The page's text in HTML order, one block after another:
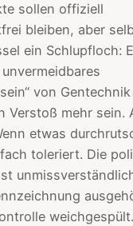
sollen offiziell
bleiben, aber
ein Schlupfloch:
von
Verstoß mehr sein.
etwas
toleriert. Die
weichgespült.